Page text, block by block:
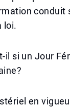
conduit
loi.
il si un Jour
en